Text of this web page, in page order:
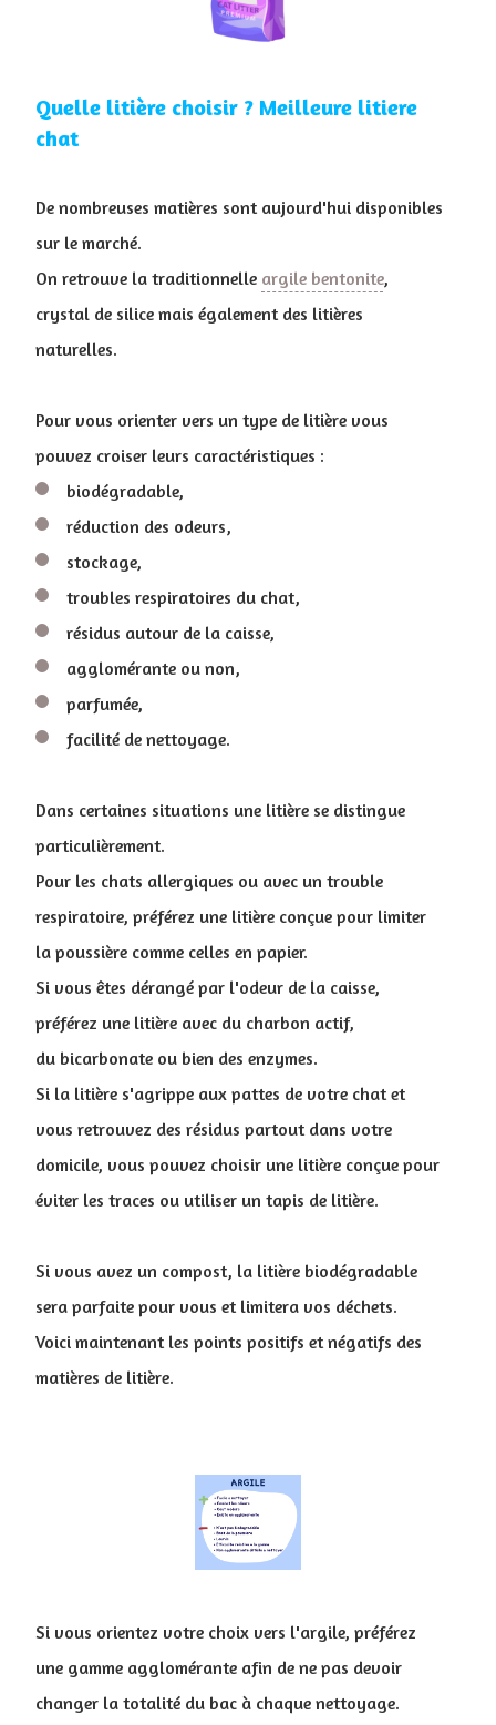
Quelle litière choisir ? Meilleure litiere
chat
De nombreuses matières sont aujourd'hui disponibles
sur le marché.
On retrouve la traditionnelle argile bentonite,
crystal de silice mais également des litières
naturelles.
Pour vous orienter vers un type de litière vous
pouvez croiser leurs caractéristiques :
biodégradable,
réduction des odeurs,
stockage,
troubles respiratoires du chat,
résidus autour de la caisse,
agglomérante ou non,
parfumée,
facilité de nettoyage.
Dans certaines situations une litière se distingue
particulièrement.
Pour les chats allergiques ou avec un trouble
respiratoire, préférez une litière conçue pour limiter
la poussière comme celles en papier.
Si vous êtes dérangé par l'odeur de la caisse,
préférez une litière avec du charbon actif,
du bicarbonate ou bien des enzymes.
Si la litière s'agrippe aux pattes de votre chat et
vous retrouvez des résidus partout dans votre
domicile, vous pouvez choisir une litière conçue pour
éviter les traces ou utiliser un tapis de litière.
Si vous avez un compost, la litière biodégradable
sera parfaite pour vous et limitera vos déchets.
Voici maintenant les points positifs et négatifs des
matières de litière.
Si vous orientez votre choix vers l'argile, préférez
une gamme agglomérante afin de ne pas devoir
changer la totalité du bac à chaque nettoyage.